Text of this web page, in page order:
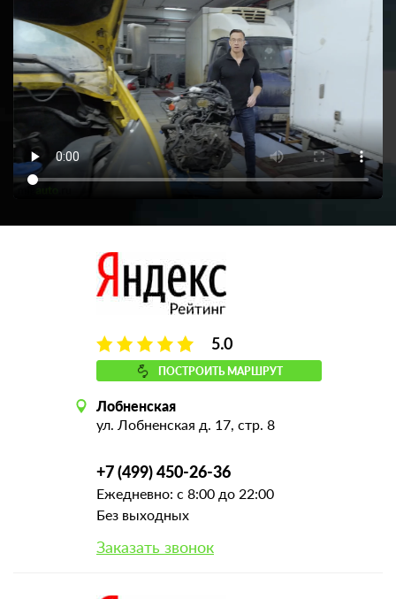
5.0
ПОСТРОИТЬ МАРШРУТ
Лобненская
ул. Лобненская д. 17, стр. 8
+7 (499) 450-26-36
Ежедневно: с 8:00 до 22:00
Без выходных
Заказать звонок